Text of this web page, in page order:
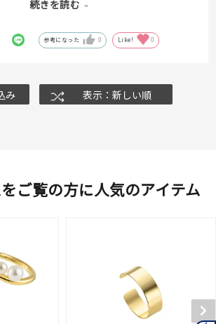
周りが一気に華やかに！
続きを読む
参考になった 0 Like! 0
み 表示：新しい順
ご覧の方に人気のアイテム